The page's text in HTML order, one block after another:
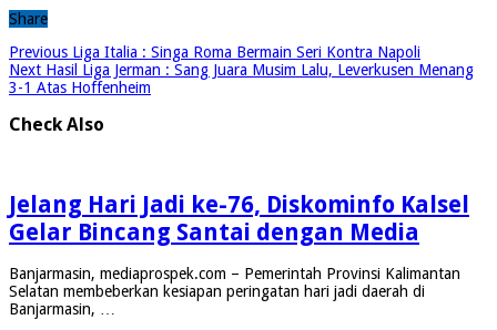
Share
Previous Liga Italia : Singa Roma Bermain Seri Kontra Napoli
Next Hasil Liga Jerman : Sang Juara Musim Lalu, Leverkusen Menang
3-1 Atas Hoffenheim
Check Also
Jelang Hari Jadi ke-76, Diskominfo Kalsel
Gelar Bincang Santai dengan Media
Banjarmasin, mediaprospek.com – Pemerintah Provinsi Kalimantan
Selatan membeberkan kesiapan peringatan hari jadi daerah di
Banjarmasin, …